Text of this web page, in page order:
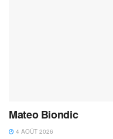
Mateo Biondic
4 AOÛT 2026